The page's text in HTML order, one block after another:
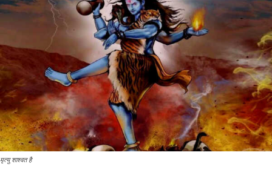
मृत्यु शाश्वत है